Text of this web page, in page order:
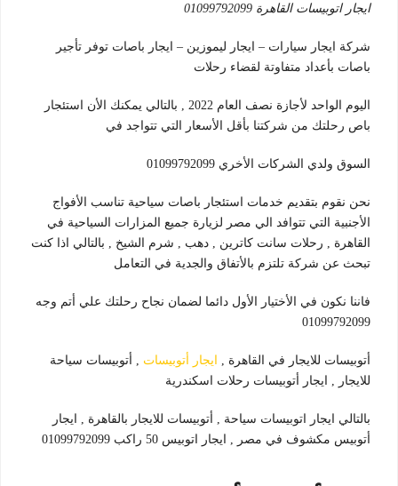
ايجار اتوبيسات القاهرة 01099792099
شركة ايجار سيارات – ايجار ليموزين – ايجار باصات توفر تأجير
باصات بأعداد متفاوتة لقضاء رحلات
اليوم الواحد لأجازة نصف العام 2022 , بالتالي يمكنك الأن استئجار
باص رحلتك من شركتنا بأقل الأسعار التي تتواجد في
السوق ولدي الشركات الأخري 01099792099
نحن نقوم بتقديم خدمات استئجار باصات سياحية تناسب الأفواج
الأجنبية التي تتوافد الي مصر لزيارة جميع المزارات السياحية في
القاهرة , رحلات سانت كاترين , دهب , شرم الشيخ , بالتالي اذا كنت
تبحث عن شركة تلتزم بالأتفاق والجدية في التعامل
فاننا نكون في الأختيار الأول دائما لضمان نجاح رحلتك علي أتم وجه
01099792099
أتوبيسات للايجار في القاهرة , ايجار أتوبيسات , أتوبيسات سياحة
للايجار , ايجار أتوبيسات رحلات اسكندرية
بالتالي ايجار اتوبيسات سياحة , أتوبيسات للايجار بالقاهرة , ايجار
أتوبيس مكشوف في مصر , ايجار اتوبيس 50 راكب 01099792099